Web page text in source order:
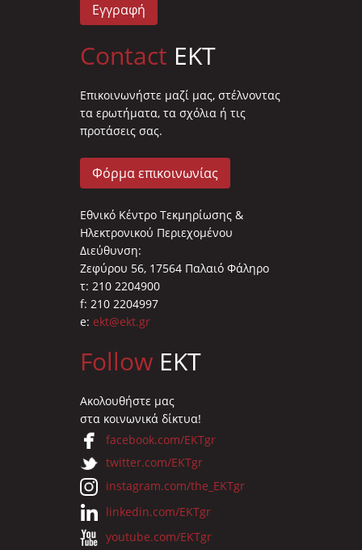
Εγγραφή
Contact EKT
Επικοινωνήστε μαζί μας, στέλνοντας
τα ερωτήματα, τα σχόλια ή τις
προτάσεις σας.
Φόρμα επικοινωνίας
Εθνικό Κέντρο Τεκμηρίωσης &
Ηλεκτρονικού Περιεχομένου
Διεύθυνση:
Ζεφύρου 56, 17564 Παλαιό Φάληρο
τ: 210 2204900
f: 210 2204997
e: ekt@ekt.gr
Follow EKT
Ακολουθήστε μας
στα κοινωνικά δίκτυα!
facebook.com/EKTgr
twitter.com/EKTgr
instagram.com/the_EKTgr
linkedin.com/EKTgr
youtube.com/EKTgr